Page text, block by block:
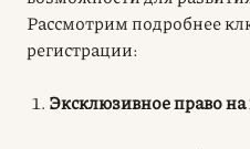
Рассмотрим подробнее
регистрации:
Эксклюзивное право